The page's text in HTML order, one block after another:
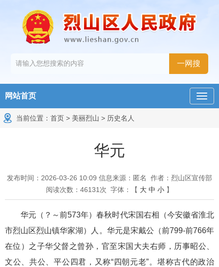
网站首页
当前位置： 首页 > 美丽烈山 > 历史名人
华元
发布时间：2026-03-26 10:09 信息来源：匿名
作者：烈山区宣传部
阅读次数： 46131 次 字体：【 大 中 小 】
华元（？～前573年）春秋时代宋国右相（今安徽省淮北
市烈山区烈山镇华家湖）人。华元是宋戴公（前799-前766年
在位）之子华父督之曾孙，官至宋国大夫右师，历事昭公、
文公、共公、平公四君，又称“四朝元老”。堪称古代的政治